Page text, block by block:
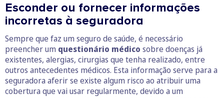
Esconder ou fornecer informações
incorretas à seguradora
Sempre que faz um seguro de saúde, é necessário
preencher um questionário médico sobre doenças já
existentes, alergias, cirurgias que tenha realizado, entre
outros antecedentes médicos. Esta informação serve para a
seguradora aferir se existe algum risco ao atribuir uma
cobertura que vai usar regularmente, devido a um